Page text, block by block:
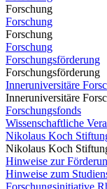
Forschung
Forschung
Forschung
Forschung
Forschungsförderung
Forschungsförderung
Inneruniversitäre
Inneruniversitäre
Forschungsfonds
Wissenschaftliche
Nikolaus Koch
Nikolaus Koch
Hinweise zur
Hinweise zum
Forschungsinitiative